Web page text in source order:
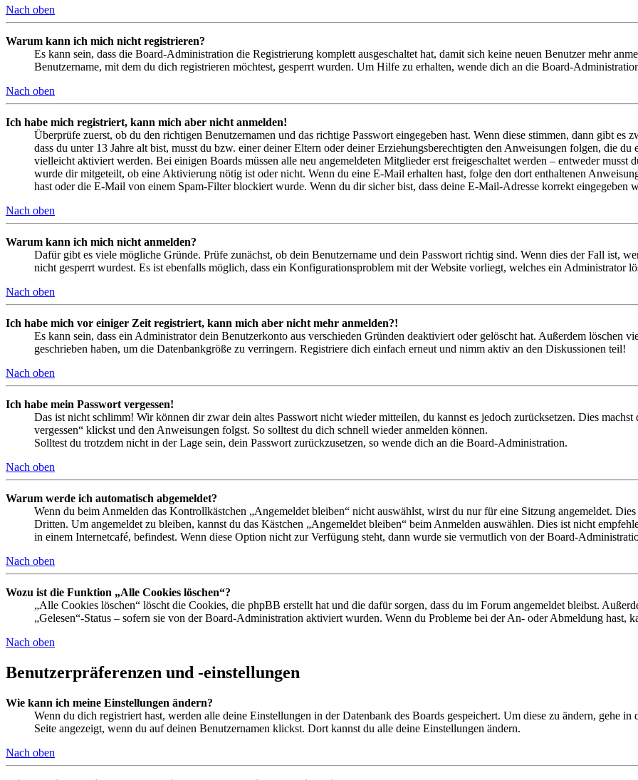
Nach oben
Warum kann ich mich nicht registrieren?
Es kann sein, dass die Board-Administration die Registrierung komplett ausgeschaltet hat, damit sich keine neuen Benutzer mehr
Benutzername, mit dem du dich registrieren möchtest, gesperrt wurden. Um Hilfe zu erhalten, wende dich an die Board-
Nach oben
Ich habe mich registriert, kann mich aber nicht anmelden!
Überprüfe zuerst, ob du den richtigen Benutzernamen und das richtige Passwort eingegeben hast. Wenn diese stimmen, dann gibt es
dass du unter 13 Jahre alt bist, musst du bzw. einer deiner Eltern oder deiner Erziehungsberechtigten den Anweisungen folgen, die
vielleicht aktiviert werden. Bei einigen Boards müssen alle neu angemeldeten Mitglieder erst freigeschaltet werden – entweder musst
wurde dir mitgeteilt, ob eine Aktivierung nötig ist oder nicht. Wenn du eine E-Mail erhalten hast, folge den dort enthaltenen
hast oder die E-Mail von einem Spam-Filter blockiert wurde. Wenn du dir sicher bist, dass deine E-Mail-Adresse korrekt eingegeben
Nach oben
Warum kann ich mich nicht anmelden?
Dafür gibt es viele mögliche Gründe. Prüfe zunächst, ob dein Benutzername und dein Passwort richtig sind. Wenn dies der Fall ist,
nicht gesperrt wurdest. Es ist ebenfalls möglich, dass ein Konfigurationsproblem mit der Website vorliegt, welches ein Administrator
Nach oben
Ich habe mich vor einiger Zeit registriert, kann mich aber nicht mehr anmelden?!
Es kann sein, dass ein Administrator dein Benutzerkonto aus verschieden Gründen deaktiviert oder gelöscht hat. Außerdem löschen
geschrieben haben, um die Datenbankgröße zu verringern. Registriere dich einfach erneut und nimm aktiv an den Diskussionen teil!
Nach oben
Ich habe mein Passwort vergessen!
Das ist nicht schlimm! Wir können dir zwar dein altes Passwort nicht wieder mitteilen, du kannst es jedoch zurücksetzen. Dies
vergessen“ klickst und den Anweisungen folgst. So solltest du dich schnell wieder anmelden können.
Solltest du trotzdem nicht in der Lage sein, dein Passwort zurückzusetzen, so wende dich an die Board-Administration.
Nach oben
Warum werde ich automatisch abgemeldet?
Wenn du beim Anmelden das Kontrollkästchen „Angemeldet bleiben“ nicht auswählst, wirst du nur für eine Sitzung angemeldet.
Dritten. Um angemeldet zu bleiben, kannst du das Kästchen „Angemeldet bleiben“ beim Anmelden auswählen. Dies ist nicht
in einem Internetcafé, befindest. Wenn diese Option nicht zur Verfügung steht, dann wurde sie vermutlich von der Board-
Nach oben
Wozu ist die Funktion „Alle Cookies löschen“?
„Alle Cookies löschen“ löscht die Cookies, die phpBB erstellt hat und die dafür sorgen, dass du im Forum angemeldet bleibst.
„Gelesen“-Status – sofern sie von der Board-Administration aktiviert wurden. Wenn du Probleme bei der An- oder Abmeldung hast,
Nach oben
Benutzerpräferenzen und -einstellungen
Wie kann ich meine Einstellungen ändern?
Wenn du dich registriert hast, werden alle deine Einstellungen in der Datenbank des Boards gespeichert. Um diese zu ändern, gehe
Seite angezeigt, wenn du auf deinen Benutzernamen klickst. Dort kannst du alle deine Einstellungen ändern.
Nach oben